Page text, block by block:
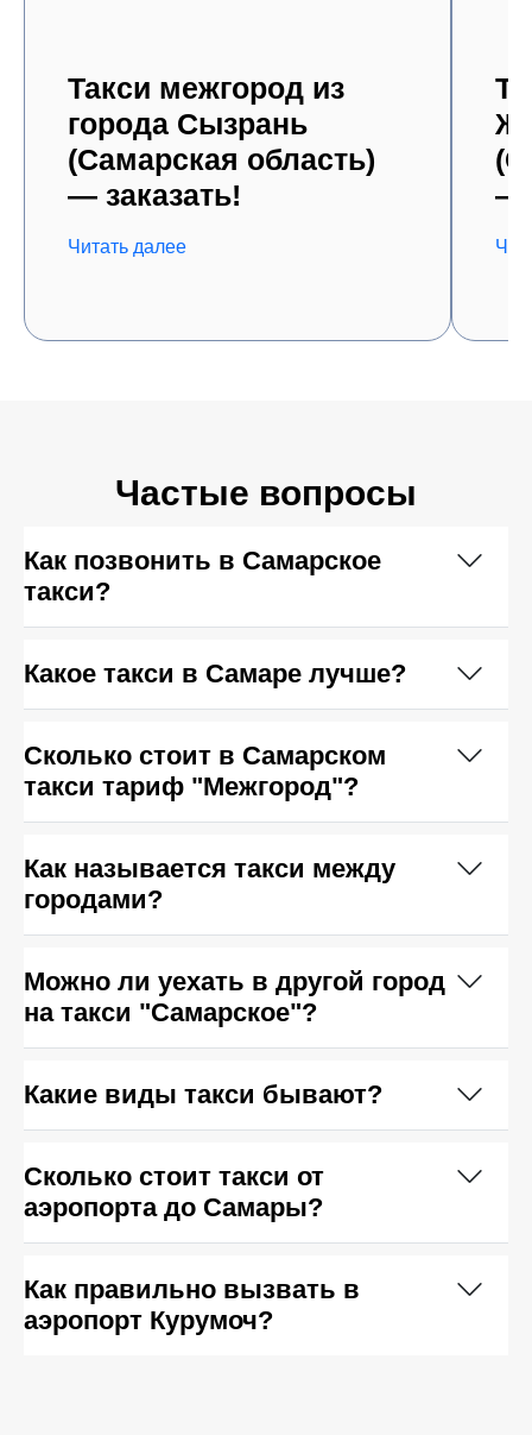
Такси межгород из
города Сызрань
(Самарская область)
— заказать!
Читать далее
—
Частые вопросы
Как позвонить в Самарское
такси?
Какое такси в Самаре лучше?
Сколько стоит в Самарском
такси тариф "Межгород"?
Как называется такси между
городами?
Можно ли уехать в другой город
на такси "Самарское"?
Какие виды такси бывают?
Сколько стоит такси от
аэропорта до Самары?
Как правильно вызвать в
аэропорт Курумоч?